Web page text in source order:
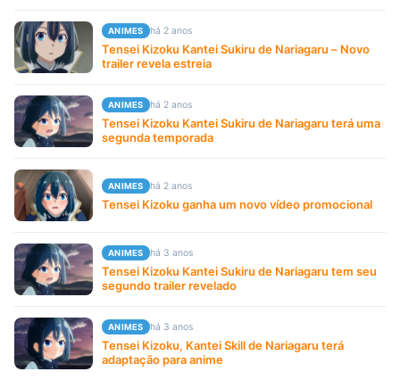
ANIMES há 2 anos
Tensei Kizoku Kantei Sukiru de Nariagaru – Novo
trailer revela estreia
ANIMES há 2 anos
Tensei Kizoku Kantei Sukiru de Nariagaru terá uma
segunda temporada
ANIMES há 2 anos
Tensei Kizoku ganha um novo vídeo promocional
ANIMES há 3 anos
Tensei Kizoku Kantei Sukiru de Nariagaru tem seu
segundo trailer revelado
ANIMES há 3 anos
Tensei Kizoku, Kantei Skill de Nariagaru terá
adaptação para anime